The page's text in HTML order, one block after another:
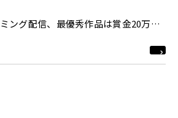
ング配信、最優秀作品は賞金20万円